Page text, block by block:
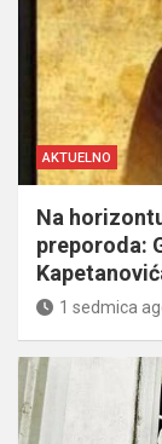
AKTUELNO
Na
preporoda:
1 sedmica